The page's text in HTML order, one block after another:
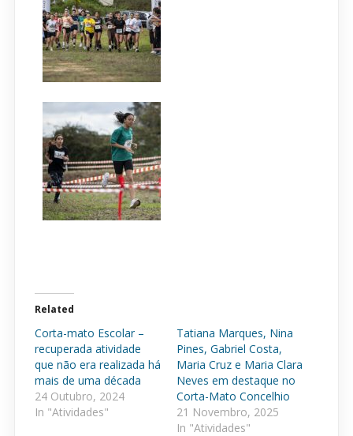
Related
Corta-mato Escolar –
recuperada atividade
que não era realizada há
mais de uma década
24 Outubro, 2024
In "Atividades"
Tatiana Marques, Nina
Pines, Gabriel Costa,
Maria Cruz e Maria Clara
Neves em destaque no
Corta-Mato Concelhio
21 Novembro, 2025
In "Atividades"